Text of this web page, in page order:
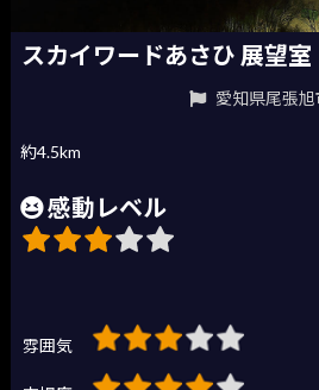
スカイワードあさひ 展望室
愛知県尾張
約4.5km
感動レベル
雰囲気